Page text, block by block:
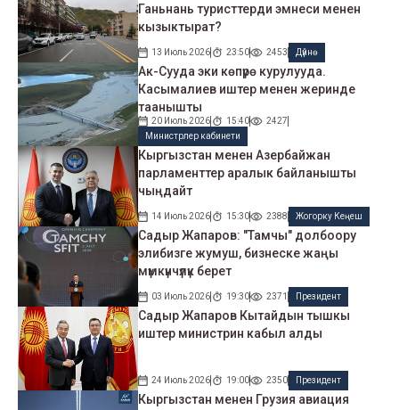
Ганьнань туристтерди эмнеси менен
кызыктырат?
13 Июль 2026 23:50 2453 Дүйнө
Ак-Сууда эки көпүрө курулууда.
Касымалиев иштер менен жеринде
таанышты
20 Июль 2026 15:40
2427
Министрлер кабинети
Кыргызстан менен Азербайжан
парламенттер аралык байланышты
чыңдайт
14 Июль 2026 15:30 2388 Жогорку Кеңеш
Садыр Жапаров: "Тамчы" долбоору
элибизге жумуш, бизнеске жаңы
мүмкүнчүлүк берет
03 Июль 2026 19:30 2371 Президент
Садыр Жапаров Кытайдын тышкы
иштер министрин кабыл алды
24 Июль 2026 19:00 2350 Президент
Кыргызстан менен Грузия авиация